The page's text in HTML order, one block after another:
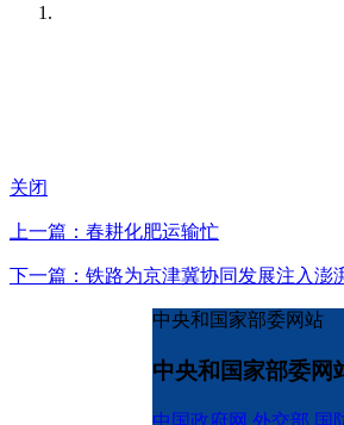
关闭
上一篇：春耕化肥运输忙
下一篇：铁路为京津冀协同发展注入澎
中央和国家部委网站
中央和国家部委网
中国政府网 外交部 国